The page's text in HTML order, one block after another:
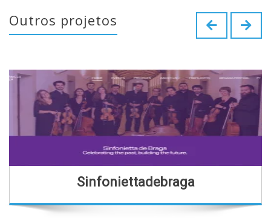
Outros projetos
Sinfoniettadebraga